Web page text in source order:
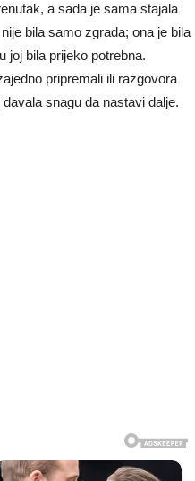
a sada je sama stajala
bila samo zgrada; ona je bila
joj bila prijeko potrebna.
pripremali ili razgovora
snagu da nastavi dalje.